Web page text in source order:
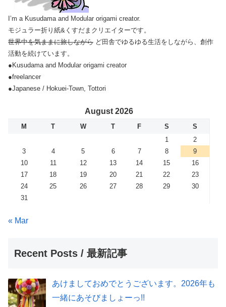
I’m a Kusudama and Modular origami creator.
モジュラー折り紙&くすだまクリエイターです。
世界中を気ままに旅しながら ど田舎でゆるゆる生活をしながら、創作
活動を続けています。
●Kusudama and Modular origami creator
●freelancer
●Japanese / Hokuei-Town, Tottori
August 2026
M T W T F S
S
1
2
3
4 5 6 7 8
9
10
11 12 13 14 15
16
17
18 19 20 21 22
23
24
25 26 27 28 29
30
31
« Mar
Recent Posts / 最新記事
あけましておめでとうございます。2026年も
一緒にあそびましょーっ!!